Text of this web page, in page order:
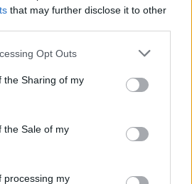
that may further disclose it to other
Opt Outs
the Sharing of my
the Sale of my
processing my
que jamais vous
une o re que vous ne
qui passionne, et ou
klaxonnent!
ma petite dame ?